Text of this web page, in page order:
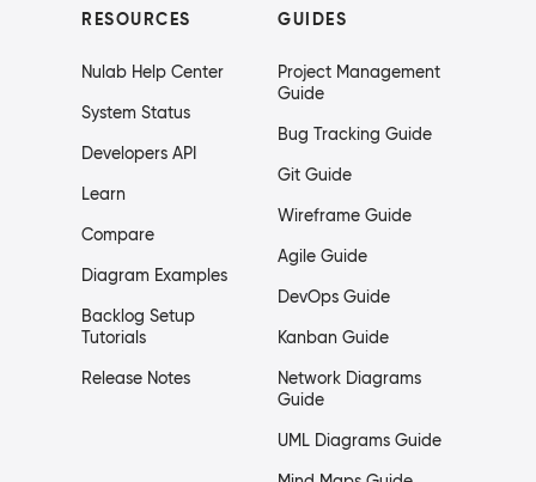
RESOURCES
Nulab Help Center
System Status
Developers API
Learn
Compare
Diagram Examples
Backlog Setup
Tutorials
Release Notes
GUIDES
Project Management
Guide
Bug Tracking Guide
Git Guide
Wireframe Guide
Agile Guide
DevOps Guide
Kanban Guide
Network Diagrams
Guide
UML Diagrams Guide